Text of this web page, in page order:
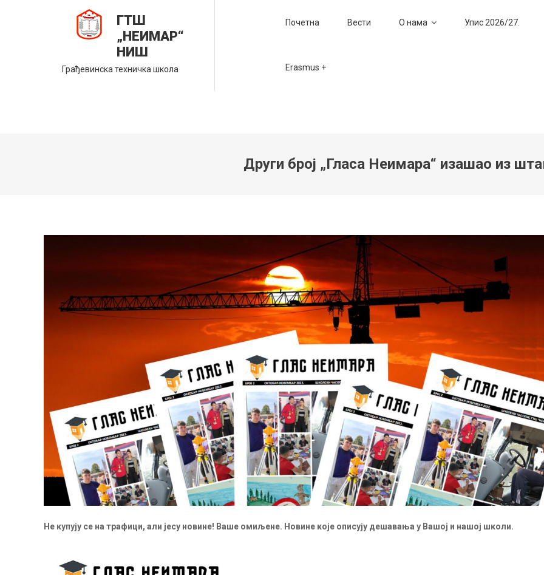
ГТШ
„НЕИМАР“
НИШ
Грађевинска техничка школа
Почетна Вести О нама Упис 2026/27.
Erasmus +
Други број „Гласа Неимара“ изашао из
Не купују се на трафици, али јесу новине! Ваше омиљене. Новине које описују дешавања у Вашој и нашој школи.